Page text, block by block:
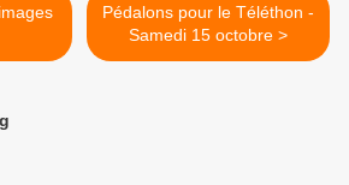
Pédalons pour le Téléthon -
Samedi 15 octobre >